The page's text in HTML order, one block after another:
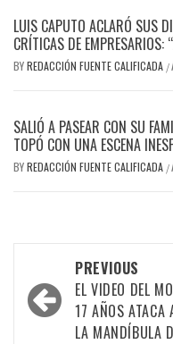
LUIS CAPUTO ACLARÓ SUS
CRÍTICAS DE EMPRESARIOS:
BYREDACCIÓN FUENTE CALIFICADA /
SALIÓ A PASEAR CON SU
TOPÓ CON UNA ESCENA
BYREDACCIÓN FUENTE CALIFICADA /
PREVIOUS
EL VIDEO DEL
17 AÑOS ATACA
LA MANDÍBULA